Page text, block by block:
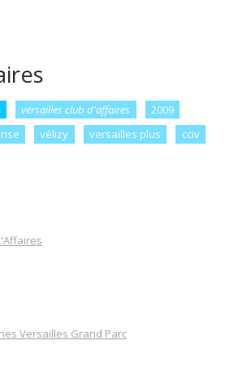
versailles club d'affaires
2009
vélizy versailles plus
cciv
Versailles Grand Parc